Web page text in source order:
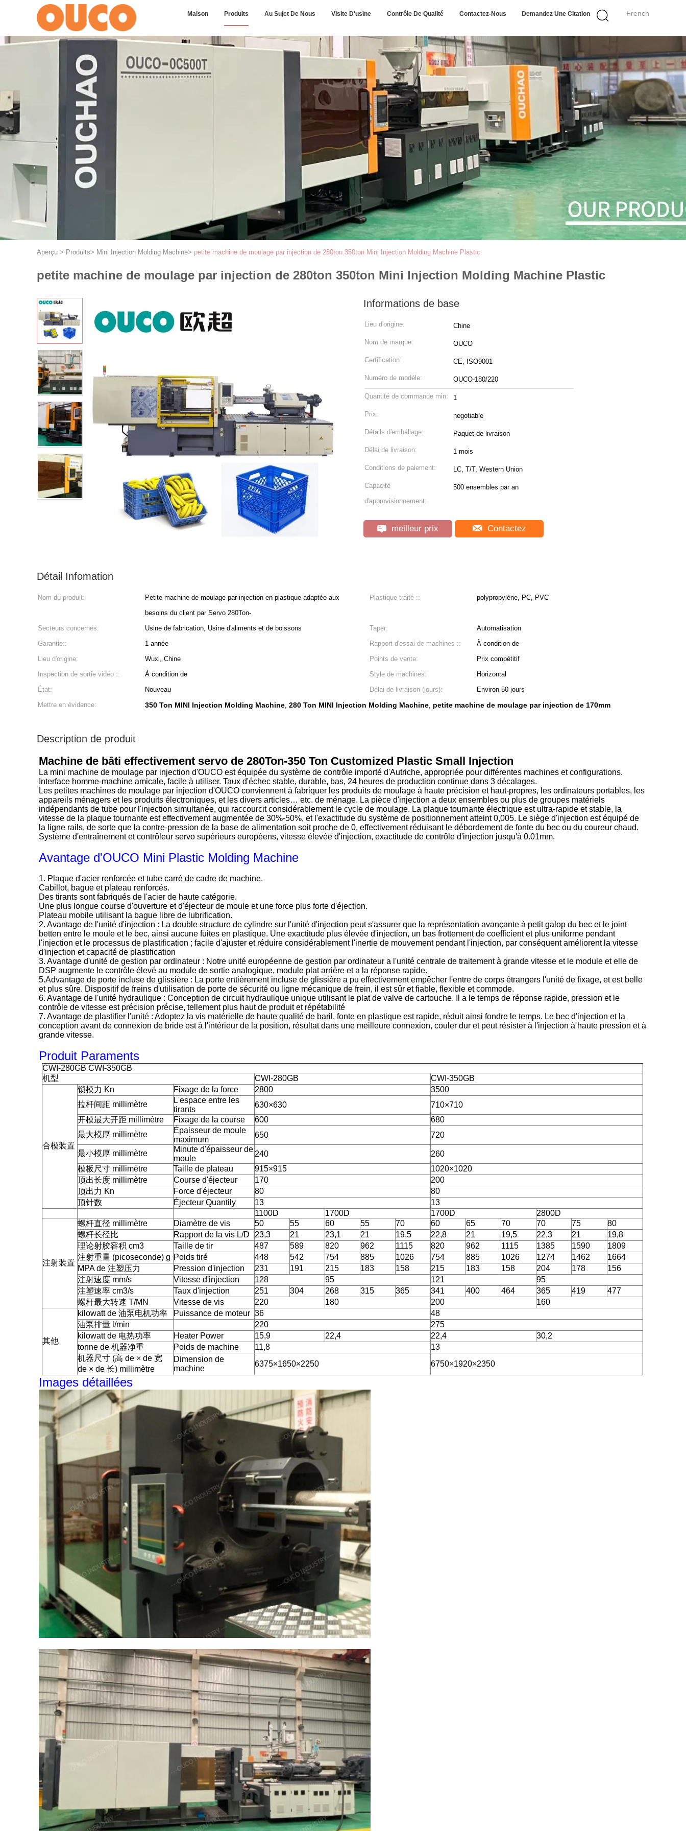
French
Maison Produits Au Sujet De Nous Visite D'usine Contrôle De Qualité Contactez-Nous Demandez Une Citation
Aperçu > Produits> Mini Injection Molding Machine> petite machine de moulage par injection de 280ton 350ton Mini Injection Molding Machine Plastic
petite machine de moulage par injection de 280ton 350ton Mini Injection Molding Machine Plastic
Informations de base
Lieu d'origine: Chine
Nom de marque: OUCO
Certification: CE, ISO9001
Numéro de modèle: OUCO-180/220
Quantité de commande min: 1
Prix: negotiable
Détails d'emballage: Paquet de livraison
Délai de livraison: 1 mois
Conditions de paiement: LC, T/T, Western Union
Capacité
d'approvisionnement:
500 ensembles par an
meilleur prix Contactez
Détail Infomation
Nom du produit:
Petite machine de moulage par injection en plastique adaptée aux
besoins du client par Servo 280Ton-
Plastique traité :: polypropylène, PC, PVC
Secteurs concernés: Usine de fabrication, Usine d'aliments et de boissons Taper:
Automatisation
Garantie::
1 année Rapport d'essai de machines ::
À condition de
Lieu d'origine:
Wuxi, Chine Points de vente:
Prix ​​compétitif
Inspection de sortie vidéo ::
À condition de Style de machines:
Horizontal
État:
Nouveau Délai de livraison (jours):
Environ 50 jours
Mettre en évidence:
350 Ton MINI Injection Molding Machine, 280 Ton MINI Injection Molding Machine, petite machine de moulage par injection de 170mm
Description de produit
Machine de bâti effectivement servo de 280Ton-350 Ton Customized Plastic Small Injection
La mini machine de moulage par injection d'OUCO est équipée du système de contrôle importé d'Autriche, appropriée pour différentes machines et configurations.
Interface homme-machine amicale, facile à utiliser. Taux d'échec stable, durable, bas, 24 heures de production continue dans 3 décalages.
Les petites machines de moulage par injection d'OUCO conviennent à fabriquer les produits de moulage à haute précision et haut-propres, les ordinateurs portables, les
appareils ménagers et les produits électroniques, et les divers articles… etc. de ménage. La pièce d'injection a deux ensembles ou plus de groupes matériels
indépendants de tube pour l'injection simultanée, qui raccourcit considérablement le cycle de moulage. La plaque tournante électrique est ultra-rapide et stable, la
vitesse de la plaque tournante est effectivement augmentée de 30%-50%, et l'exactitude du système de positionnement atteint 0,005. Le siège d'injection est équipé de
la ligne rails, de sorte que la contre-pression de la base de alimentation soit proche de 0, effectivement réduisant le débordement de fonte du bec ou du coureur chaud.
Système d'entraînement et contrôleur servo supérieurs européens, vitesse élevée d'injection, exactitude de contrôle d'injection jusqu'à 0.01mm.
Avantage d'OUCO Mini Plastic Molding Machine
1. Plaque d'acier renforcée et tube carré de cadre de machine.
Cabillot, bague et plateau renforcés.
Des tirants sont fabriqués de l'acier de haute catégorie.
Une plus longue course d'ouverture et d'éjecteur de moule et une force plus forte d'éjection.
Plateau mobile utilisant la bague libre de lubrification.
2. Avantage de l'unité d'injection : La double structure de cylindre sur l'unité d'injection peut s'assurer que la représentation avançante à petit galop du bec et le joint
betten entre le moule et le bec, ainsi aucune fuites en plastique. Une exactitude plus élevée d'injection, un bas frottement de coefficient et plus uniforme pendant
l'injection et le processus de plastification ; facile d'ajuster et réduire considérablement l'inertie de mouvement pendant l'injection, par conséquent améliorent la vitesse
d'injection et capacité de plastification
3. Avantage d'unité de gestion par ordinateur : Notre unité européenne de gestion par ordinateur a l'unité centrale de traitement à grande vitesse et le module et elle de
DSP augmente le contrôle élevé au module de sortie analogique, module plat arrière et a la réponse rapide.
5.Advantage de porte incluse de glissière : La porte entièrement incluse de glissière a pu effectivement empêcher l'entre de corps étrangers l'unité de fixage, et est belle
et plus sûre. Dispositif de freins d'utilisation de porte de sécurité ou ligne mécanique de frein, il est sûr et fiable, flexible et commode.
6. Avantage de l'unité hydraulique : Conception de circuit hydraulique unique utilisant le plat de valve de cartouche. Il a le temps de réponse rapide, pression et le
contrôle de vitesse est précision précise, tellement plus haut de produit et répétabilité
7. Avantage de plastifier l'unité : Adoptez la vis matérielle de haute qualité de baril, fonte en plastique est rapide, réduit ainsi fondre le temps. Le bec d'injection et la
conception avant de connexion de bride est à l'intérieur de la position, résultat dans une meilleure connexion, couler dur et peut résister à l'injection à haute pression et à
grande vitesse.
Produit Paraments
CWI-280GB CWI-350GB
机型
CWI-280GB CWI-350GB
合模装置
锁模力 Kn Fixage de la force 2800
3500
拉杆间距 millimètre
L'espace entre les
tirants
630×630
710×710
开模最大开距 millimètre
Fixage de la course 600
680
最大模厚 millimètre
Épaisseur de moule
maximum
650 720
最小模厚 millimètre
Minute d'épaisseur de
moule
240
260
模板尺寸 millimètre
Taille de plateau 915×915
1020×1020
顶出长度 millimètre
Course d'éjecteur 170
200
顶出力 Kn
Force d'éjecteur 80
80
顶针数
Éjecteur Quantily 13
13
1100D
1700D 1700D 2800D
注射装置
螺杆直径 millimètre Diamètre de vis 50 55 60 55 70 60 65 70 70 75
80
螺杆长径比
Rapport de la vis L/D 23,3 21 23,1 21 19,5 22,8 21 19,5 22,3 21
19,8
理论射胶容积 cm3
Taille de tir 487 589 820 962 1115 820 962 1115 1385 1590
1809
注射重量 (picoseconde) g Poids tiré 448 542 754 885 1026 754 885 1026 1274 1462
1664
MPA de 注塑压力
Pression d'injection 231 191 215 183 158 215 183 158 204 178
156
注射速度 mm/s
Vitesse d'injection 128 95 121
95
注塑速率 cm3/s
Taux d'injection 251 304 268 315 365 341 400 464 365 419
477
螺杆最大转速 T/MN
Vitesse de vis 220 180 200 160
其他
kilowatt de 油泵电机功率 Puissance de moteur 36
48
油泵排量 l/min
220
275
kilowatt de 电热功率
Heater Power 15,9 22,4 22,4
30,2
tonne de 机器净重
Poids de machine 11,8
13
机器尺寸 (高 de × de 宽
de × de 长) millimètre
Dimension de
machine
6375×1650×2250 6750×1920×2350
Images détaillées